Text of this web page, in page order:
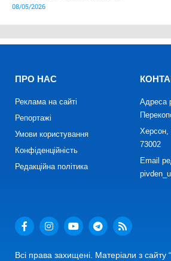
08/05/2026
ПРО НАС
Реклама на сайті
Репортажі
Умови користування
Конфіденційність
Редакційна політика
Адреса
Херсон,
73002
Email
Всі права захищені. Матеріали з сайту